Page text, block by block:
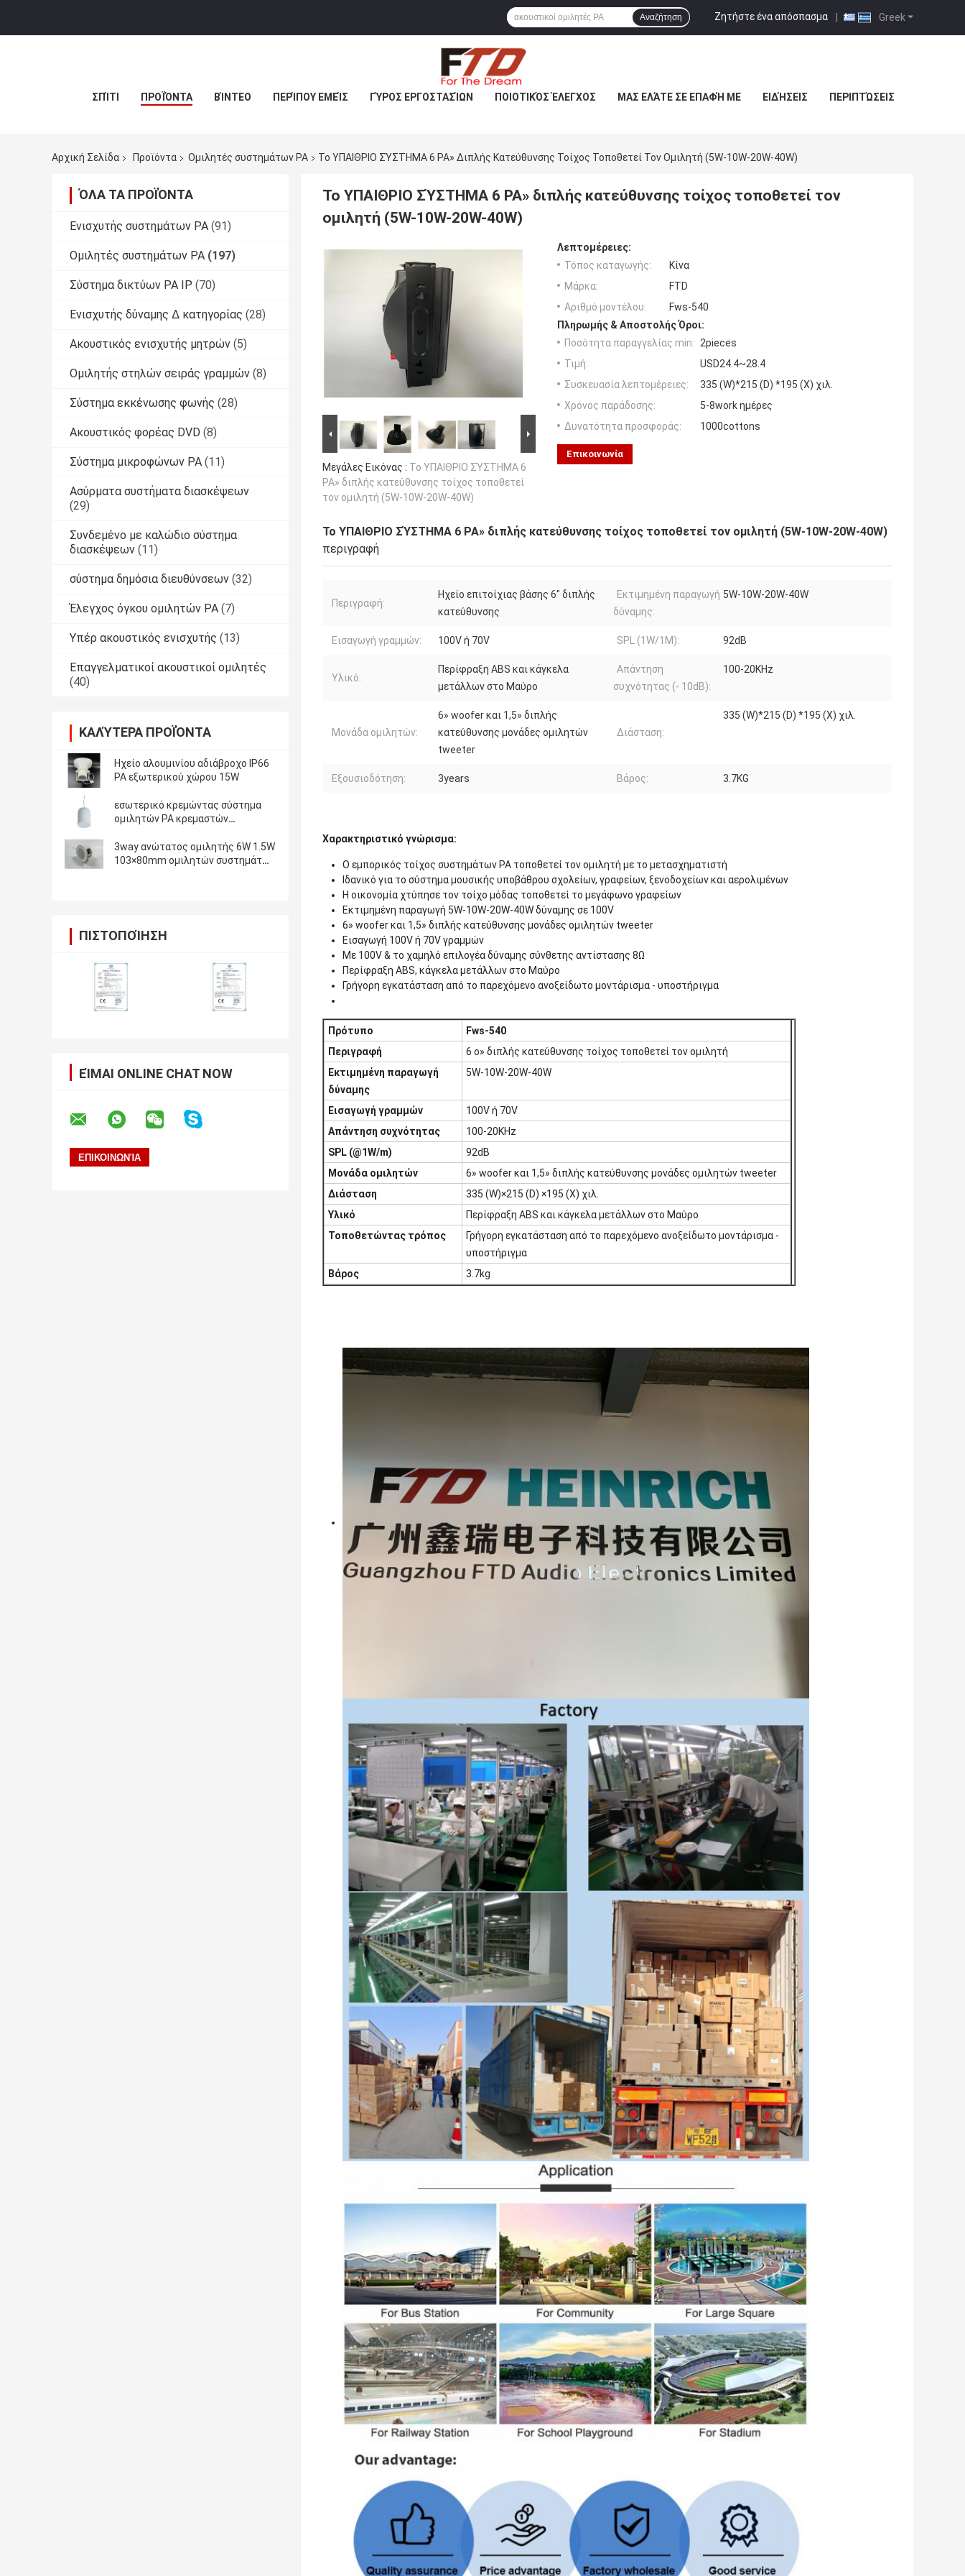
Greek
Ζητήστε ένα απόσπασμα |
Αναζήτηση
ΣΠΊΤΙ ΠΡΟΪΌΝΤΑ ΒΊΝΤΕΟ ΠΕΡΊΠΟΥ ΕΜΕΊΣ ΓΎΡΟΣ ΕΡΓΟΣΤΑΣΊΩΝ ΠΟΙΟΤΙΚΌΣ ΈΛΕΓΧΟΣ ΜΑΣ ΕΛΆΤΕ ΣΕ ΕΠΑΦΉ ΜΕ ΕΙΔΉΣΕΙΣ ΠΕΡΙΠΤΏΣΕΙΣ
Αρχική Σελίδα Προϊόντα Ομιλητές συστημάτων PA Το ΥΠΑΙΘΡΙΟ ΣΎΣΤΗΜΑ 6 PA» Διπλής Κατεύθυνσης Τοίχος Τοποθετεί Τον Ομιλητή (5W-10W-20W-40W)
ΌΛΑ ΤΑ ΠΡΟΪΌΝΤΑ
Ενισχυτής συστημάτων PA (91)
Ομιλητές συστημάτων PA (197)
Σύστημα δικτύων PA IP (70)
Ενισχυτής δύναμης Δ κατηγορίας (28)
Ακουστικός ενισχυτής μητρών (5)
Ομιλητής στηλών σειράς γραμμών (8)
Σύστημα εκκένωσης φωνής (28)
Ακουστικός φορέας DVD (8)
Σύστημα μικροφώνων PA (11)
Ασύρματα συστήματα διασκέψεων
(29)
Συνδεμένο με καλώδιο σύστημα
διασκέψεων (11)
σύστημα δημόσια διευθύνσεων (32)
Έλεγχος όγκου ομιλητών PA (7)
Υπέρ ακουστικός ενισχυτής (13)
Επαγγελματικοί ακουστικοί ομιλητές
(40)
ΚΑΛΎΤΕΡΑ ΠΡΟΪΌΝΤΑ
Ηχείο αλουμινίου αδιάβροχο IP66
PA εξωτερικού χώρου 15W
εσωτερικό κρεμώντας σύστημα
ομιλητών PA κρεμαστών
3way ανώτατος ομιλητής 6W 1.5W
103×80mm ομιλητών συστημάτων
ΠΙΣΤΟΠΟΊΗΣΗ
ΕΊΜΑΙ ONLINE CHAT NOW
Το ΥΠΑΙΘΡΙΟ ΣΎΣΤΗΜΑ 6 PA» διπλής κατεύθυνσης τοίχος τοποθετεί τον
ομιλητή (5W-10W-20W-40W)
Μεγάλες Εικόνας : Το ΥΠΑΙΘΡΙΟ ΣΎΣΤΗΜΑ 6
PA» διπλής κατεύθυνσης τοίχος τοποθετεί
τον ομιλητή (5W-10W-20W-40W)
Λεπτομέρειες:
Τόπος καταγωγής:
Κίνα
Μάρκα:
FTD
Αριθμό μοντέλου:
Fws-540
Πληρωμής & Αποστολής Όροι:
Ποσότητα παραγγελίας min: 2pieces
Τιμή:
USD24.4~28.4
Συσκευασία λεπτομέρειες:
335 (W)*215 (D) *195 (Χ) χιλ.
Χρόνος παράδοσης:
5-8work ημέρες
Δυνατότητα προσφοράς:
1000cottons
Επικοινωνία
Το ΥΠΑΙΘΡΙΟ ΣΎΣΤΗΜΑ 6 PA» διπλής κατεύθυνσης τοίχος τοποθετεί τον ομιλητή (5W-10W-20W-40W)
περιγραφή
Περιγραφή:
Ηχείο επιτοίχιας βάσης 6" διπλής
κατεύθυνσης
Εκτιμημένη παραγωγή
δύναμης:
5W-10W-20W-40W
Εισαγωγή γραμμών: 100V ή 70V SPL (1W/1M): 92dB
Υλικό:
Περίφραξη ABS και κάγκελα
μετάλλων στο Μαύρο
Απάντηση
συχνότητας (- 10dB):
100-20KHz
Μονάδα ομιλητών:
6» woofer και 1,5» διπλής
κατεύθυνσης μονάδες ομιλητών
tweeter
Διάσταση:
335 (W)*215 (D) *195 (Χ) χιλ.
Εξουσιοδότηση: 3years Βάρος: 3.7KG
Χαρακτηριστικό γνώρισμα:
Ο εμπορικός τοίχος συστημάτων PA τοποθετεί τον ομιλητή με το μετασχηματιστή
Ιδανικό για το σύστημα μουσικής υποβάθρου σχολείων, γραφείων, ξενοδοχείων και αερολιμένων
Η οικονομία χτύπησε τον τοίχο μόδας τοποθετεί το μεγάφωνο γραφείων
Εκτιμημένη παραγωγή 5W-10W-20W-40W δύναμης σε 100V
6» woofer και 1,5» διπλής κατεύθυνσης μονάδες ομιλητών tweeter
Εισαγωγή 100V ή 70V γραμμών
Με 100V & το χαμηλό επιλογέα δύναμης σύνθετης αντίστασης 8Ω
Περίφραξη ABS, κάγκελα μετάλλων στο Μαύρο
Γρήγορη εγκατάσταση από το παρεχόμενο ανοξείδωτο μοντάρισμα - υποστήριγμα
Πρότυπο
Fws-540
Περιγραφή
6 ο» διπλής κατεύθυνσης τοίχος τοποθετεί τον ομιλητή
Εκτιμημένη παραγωγή
δύναμης
5W-10W-20W-40W
Εισαγωγή γραμμών
100V ή 70V
Απάντηση συχνότητας
100-20KHz
SPL (@1W/m)
92dB
Μονάδα ομιλητών
6» woofer και 1,5» διπλής κατεύθυνσης μονάδες ομιλητών tweeter
Διάσταση
335 (W)×215 (D) ×195 (Χ) χιλ.
Υλικό
Περίφραξη ABS και κάγκελα μετάλλων στο Μαύρο
Τοποθετώντας τρόπος
Γρήγορη εγκατάσταση από το παρεχόμενο ανοξείδωτο μοντάρισμα -
υποστήριγμα
Βάρος
3.7kg